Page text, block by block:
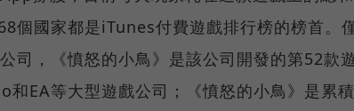
個國家都是iTunes付費遊戲排行榜的榜首。
司，《憤怒的小鳥》是該公司開發的第52款遊
EA等大型遊戲公司；《憤怒的小鳥》是累